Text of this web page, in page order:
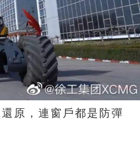
原， 連窗戶都是防彈